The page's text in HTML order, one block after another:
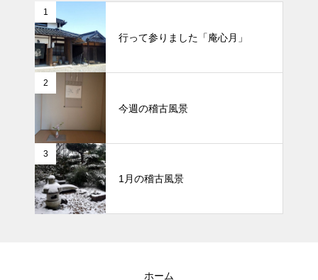
1
行って参りました「庵心月」
2
今週の稽古風景
3
1月の稽古風景
ホーム